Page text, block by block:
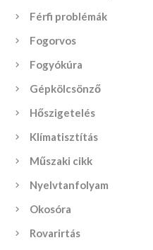
Férfi problémák
Fogorvos
Fogyókúra
Gépkölcsönző
Hőszigetelés
Klímatisztítás
Műszaki cikk
Nyelvtanfolyam
Okosóra
Rovarirtás